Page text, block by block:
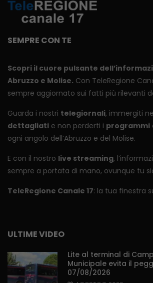
SEMPRE CON TE
Scopri il cuore pulsante
Abruzzo e Molise. Con TeleRegione
sempre aggiornato sui fatti più rilevanti
Guarda i nostri telegiornali, immergiti
dettagliati e non perderti i programmi
ogni angolo dell’Abruzzo e del Molise.
E con il nostro live streaming,
sempre a portata di mano, ovunque tu
TeleRegione Canale 17: la tua finestra
ULTIME VIDEO
Lite al terminal di
Municipale evita il
07/08/2026